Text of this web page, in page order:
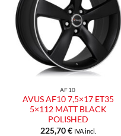
desideri
AF10
AVUS AF10 7,5×17 ET35
5×112 MATT BLACK
POLISHED
225,70€ IVA incl.